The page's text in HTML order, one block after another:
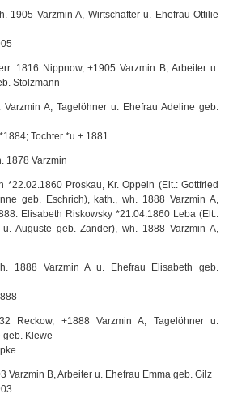
1905 Varzmin A, Wirtschafter u. Ehefrau Ottilie
1816 Nippnow, +1905 Varzmin B, Arbeiter u.
Stolzmann
Varzmin A, Tagelöhner u. Ehefrau Adeline geb.
Tochter *u.+ 1881
1878 Varzmin
*22.02.1860 Proskau, Kr. Oppeln (Elt.: Gottfried
geb. Eschrich), kath., wh. 1888 Varzmin A,
Elisabeth Riskowsky *21.04.1860 Leba (Elt.:
u. Auguste geb. Zander), wh. 1888 Varzmin A,
1888 Varzmin A u. Ehefrau Elisabeth geb.
Reckow, +1888 Varzmin A, Tagelöhner u.
geb. Klewe
Varzmin B, Arbeiter u. Ehefrau Emma geb. Gilz